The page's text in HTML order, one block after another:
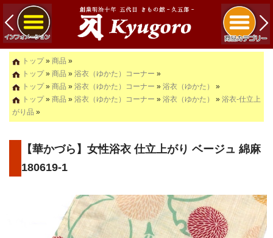
トップ» 商品 »
トップ» 商品 » 浴衣（ゆかた）コーナー »
トップ» 商品 » 浴衣（ゆかた）コーナー » 浴衣（ゆかた）
»
トップ» 商品 » 浴衣（ゆかた）コーナー » 浴衣（ゆかた） » 浴衣-仕立上
がり品 »
【華かづら】女性浴衣 仕立上がり ベージュ 綿麻
180619-1